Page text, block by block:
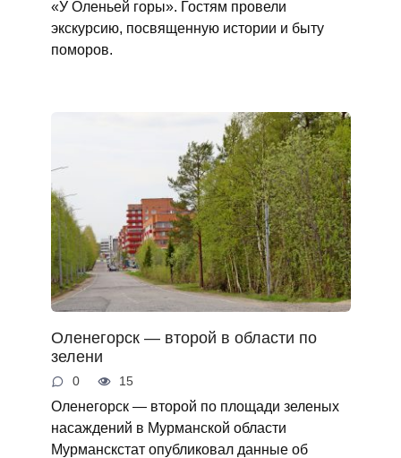
«У Оленьей горы». Гостям провели
экскурсию, посвященную истории и быту
поморов.
Оленегорск — второй в области по
зелени
0 15
Оленегорск — второй по площади зеленых
насаждений в Мурманской области
Мурманскстат опубликовал данные об